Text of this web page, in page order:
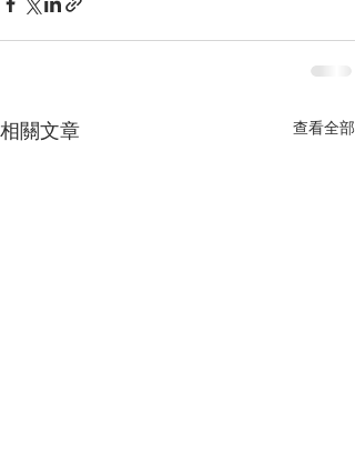
相關文章 查看全部